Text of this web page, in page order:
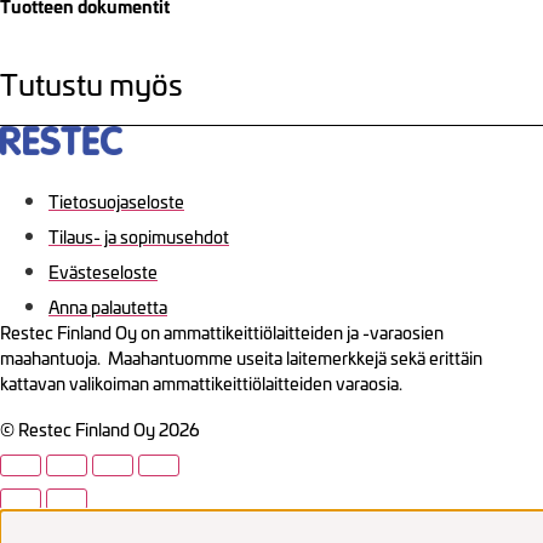
Tuotteen dokumentit
Tutustu myös
Tietosuojaseloste
Tilaus- ja sopimusehdot
Evästeseloste
Anna palautetta
Restec Finland Oy on ammattikeittiölaitteiden ja -varaosien
maahantuoja. Maahantuomme useita laitemerkkejä sekä erittäin
kattavan valikoiman ammattikeittiölaitteiden varaosia.
© Restec Finland Oy 2026